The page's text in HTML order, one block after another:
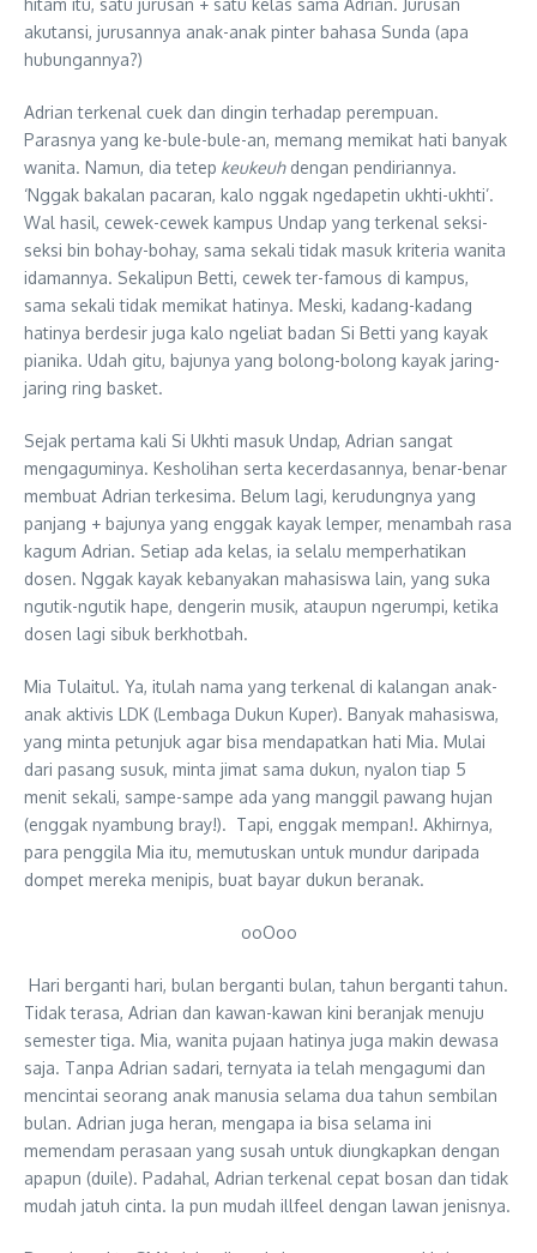
hitam itu, satu jurusan + satu kelas sama Adrian. Jurusan
akutansi, jurusannya anak-anak pinter bahasa Sunda (apa
hubungannya?)
Adrian terkenal cuek dan dingin terhadap perempuan.
Parasnya yang ke-bule-bule-an, memang memikat hati banyak
wanita. Namun, dia tetep keukeuhdengan pendiriannya.
‘Nggak bakalan pacaran, kalo nggak ngedapetin ukhti-ukhti’.
Wal hasil, cewek-cewek kampus Undap yang terkenal seksi-
seksi bin bohay-bohay, sama sekali tidak masuk kriteria wanita
idamannya. Sekalipun Betti, cewek ter-famous di kampus,
sama sekali tidak memikat hatinya. Meski, kadang-kadang
hatinya berdesir juga kalo ngeliat badan Si Betti yang kayak
pianika. Udah gitu, bajunya yang bolong-bolong kayak jaring-
jaring ring basket.
Sejak pertama kali Si Ukhti masuk Undap, Adrian sangat
mengaguminya. Kesholihan serta kecerdasannya, benar-benar
membuat Adrian terkesima. Belum lagi, kerudungnya yang
panjang + bajunya yang enggak kayak lemper, menambah rasa
kagum Adrian. Setiap ada kelas, ia selalu memperhatikan
dosen. Nggak kayak kebanyakan mahasiswa lain, yang suka
ngutik-ngutik hape, dengerin musik, ataupun ngerumpi, ketika
dosen lagi sibuk berkhotbah.
Mia Tulaitul. Ya, itulah nama yang terkenal di kalangan anak-
anak aktivis LDK (Lembaga Dukun Kuper). Banyak mahasiswa,
yang minta petunjuk agar bisa mendapatkan hati Mia. Mulai
dari pasang susuk, minta jimat sama dukun, nyalon tiap 5
menit sekali, sampe-sampe ada yang manggil pawang hujan
(enggak nyambung bray!). Tapi, enggak mempan!. Akhirnya,
para penggila Mia itu, memutuskan untuk mundur daripada
dompet mereka menipis, buat bayar dukun beranak.
ooOoo
Hari berganti hari, bulan berganti bulan, tahun berganti tahun.
Tidak terasa, Adrian dan kawan-kawan kini beranjak menuju
semester tiga. Mia, wanita pujaan hatinya juga makin dewasa
saja. Tanpa Adrian sadari, ternyata ia telah mengagumi dan
mencintai seorang anak manusia selama dua tahun sembilan
bulan. Adrian juga heran, mengapa ia bisa selama ini
memendam perasaan yang susah untuk diungkapkan dengan
apapun (duile). Padahal, Adrian terkenal cepat bosan dan tidak
mudah jatuh cinta. Ia pun mudah illfeel dengan lawan jenisnya.